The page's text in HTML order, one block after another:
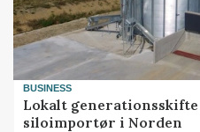
BUSINESS
Lokalt
siloimportør i Norden